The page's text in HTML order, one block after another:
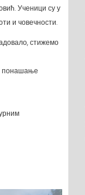
Ученици су у
и човечности.
стижемо
понашање